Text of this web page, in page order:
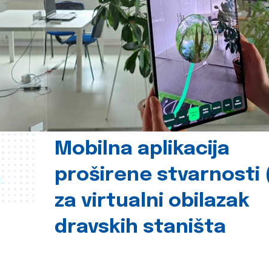
Mobilna aplikacija
proširene stvarnosti
za virtualni obilazak
dravskih staništa